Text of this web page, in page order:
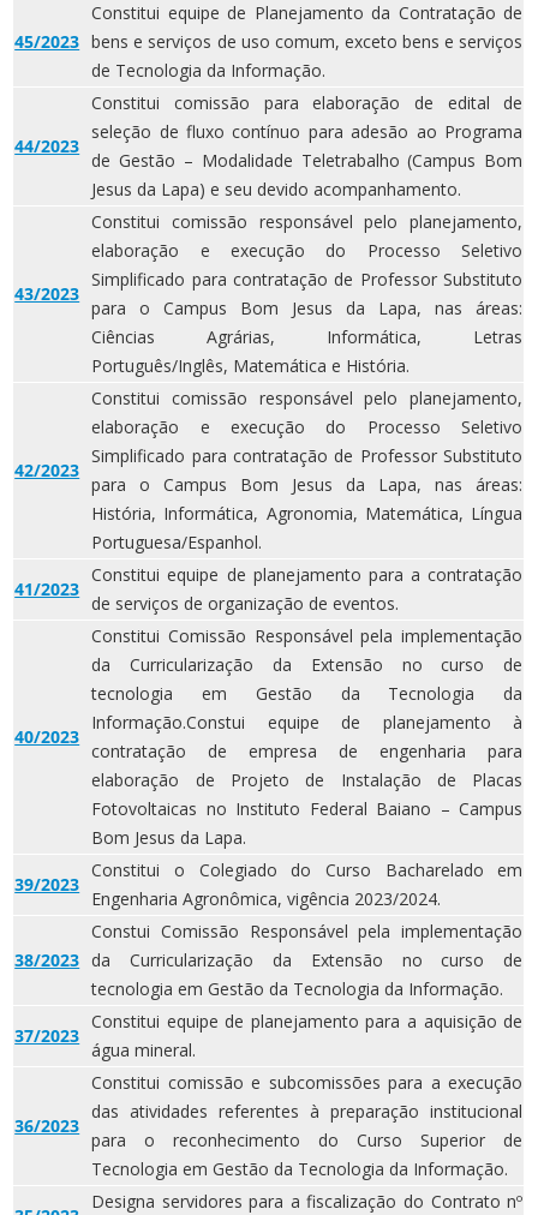
45/2023
Constitui equipe de Planejamento da Contratação de
bens e serviços de uso comum, exceto bens e serviços
de Tecnologia da Informação.
44/2023
Constitui comissão para elaboração de edital de
seleção de fluxo contínuo para adesão ao Programa
de Gestão – Modalidade Teletrabalho (Campus Bom
Jesus da Lapa) e seu devido acompanhamento.
43/2023
Constitui comissão responsável pelo planejamento,
elaboração e execução do Processo Seletivo
Simplificado para contratação de Professor Substituto
para o Campus Bom Jesus da Lapa, nas áreas:
Ciências Agrárias, Informática, Letras
Português/Inglês, Matemática e História.
42/2023
Constitui comissão responsável pelo planejamento,
elaboração e execução do Processo Seletivo
Simplificado para contratação de Professor Substituto
para o Campus Bom Jesus da Lapa, nas áreas:
História, Informática, Agronomia, Matemática, Língua
Portuguesa/Espanhol.
41/2023
Constitui equipe de planejamento para a contratação
de serviços de organização de eventos.
40/2023
Constitui Comissão Responsável pela implementação
da Curricularização da Extensão no curso de
tecnologia em Gestão da Tecnologia da
Informação.Constui equipe de planejamento à
contratação de empresa de engenharia para
elaboração de Projeto de Instalação de Placas
Fotovoltaicas no Instituto Federal Baiano – Campus
Bom Jesus da Lapa.
39/2023
Constitui o Colegiado do Curso Bacharelado em
Engenharia Agronômica, vigência 2023/2024.
38/2023
Constui Comissão Responsável pela implementação
da Curricularização da Extensão no curso de
tecnologia em Gestão da Tecnologia da Informação.
37/2023
Constitui equipe de planejamento para a aquisição de
água mineral.
36/2023
Constitui comissão e subcomissões para a execução
das atividades referentes à preparação institucional
para o reconhecimento do Curso Superior de
Tecnologia em Gestão da Tecnologia da Informação.
Designa servidores para a fiscalização do Contrato nº